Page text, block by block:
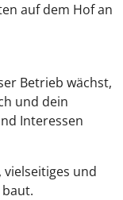
auf dem Hof an
Betrieb wächst,
und dein
Interessen
vielseitiges und